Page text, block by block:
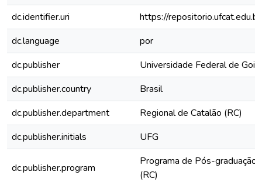
dc.identifier.uri
https://
dc.language
por
dc.publisher
Universidade Federal de
dc.publisher.country
Brasil
dc.publisher.department
Regional de Catalão (RC)
dc.publisher.initials
UFG
dc.publisher.program
Programa de Pós-graduação
(RC)